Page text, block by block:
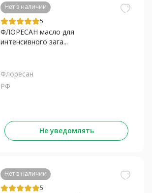
Нет в наличии
5
ФЛОРЕСАН масло для
интенсивного зага...
Флоресан
РФ
Не уведомлять
Нет в наличии
5